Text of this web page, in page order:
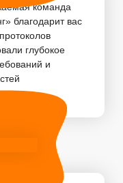
команда
благодарит вас
глубокое
и